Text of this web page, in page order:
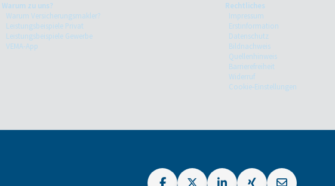
Warum zu uns?
Warum Versicherungsmakler?
Leistungsbeispiele Privat
Leistungsbeispiele Gewerbe
VEMA-App
Rechtliches
Impressum
Erstinformation
Datenschutz
Bildnachweis
Quellenhinweis
Barrierefreiheit
Widerruf
Cookie-Einstellungen